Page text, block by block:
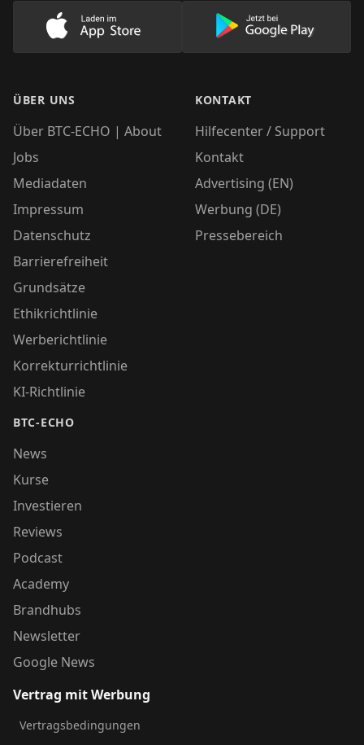
Lade unsere App im AppStore herunter
Lade unsere
ÜBER UNS
Über BTC-ECHO | About
Jobs
Mediadaten
Impressum
Datenschutz
Barrierefreiheit
Grundsätze
Ethikrichtlinie
Werberichtlinie
Korrekturrichtlinie
KI-Richtlinie
BTC-ECHO
News
Kurse
Investieren
Reviews
Podcast
Academy
Brandhubs
Newsletter
Google News
KONTAKT
Hilfecenter / Support
Kontakt
Advertising (EN)
Werbung (DE)
Pressebereich
Vertrag mit Werbung
Vertragsbedingungen